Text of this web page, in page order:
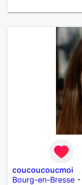
coucoucoucmoi
Bourg-en-Bresse -